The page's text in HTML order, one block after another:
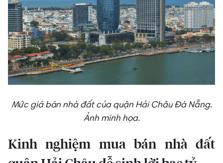
Mức giá bán nhà đất của quận Hải Châu Đà Nẵng.
Ảnh minh họa.
Kinh nghiệm mua bán nhà đất